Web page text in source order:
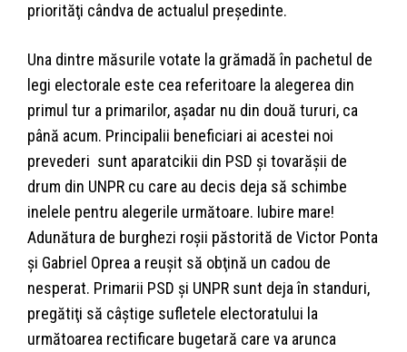
priorităţi cândva de actualul preşedinte.
Una dintre măsurile votate la grămadă în pachetul de
legi electorale este cea referitoare la alegerea din
primul tur a primarilor, aşadar nu din două tururi, ca
până acum. Principalii beneficiari ai acestei noi
prevederi sunt aparatcikii din PSD şi tovarăşii de
drum din UNPR cu care au decis deja să schimbe
inelele pentru alegerile următoare. Iubire mare!
Adunătura de burghezi roşii păstorită de Victor Ponta
şi Gabriel Oprea a reuşit să obţină un cadou de
nesperat. Primarii PSD şi UNPR sunt deja în standuri,
pregătiţi să câştige sufletele electoratului la
următoarea rectificare bugetară care va arunca